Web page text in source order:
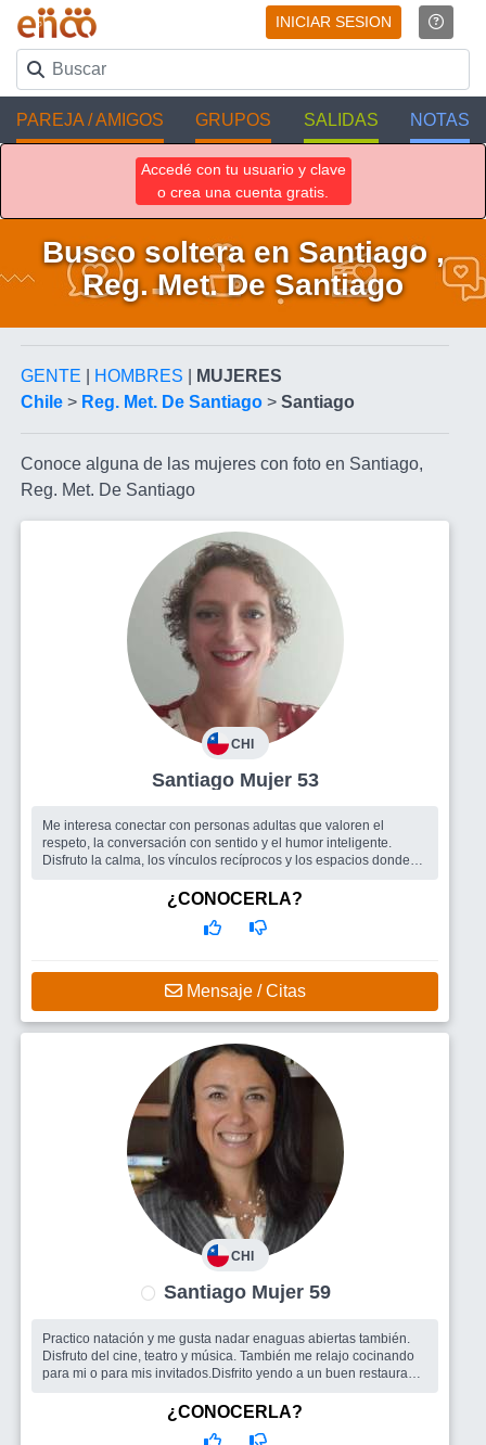
INICIAR SESION
PAREJA / AMIGOS GRUPOS SALIDAS NOTAS
Accedé con tu usuario y clave
o crea una cuenta gratis.
Busco soltera en Santiago ,
Reg. Met. De Santiago
GENTE HOMBRES
MUJERES
Chile > Reg. Met. De Santiago > Santiago
Conoce alguna de las mujeres con foto en Santiago,
Reg. Met. De Santiago
CHI
Santiago Mujer 53
Me interesa conectar con personas adultas que valoren el
respeto, la conversación con sentido y el humor inteligente.
Disfruto la calma, los vínculos recíprocos y los espacios donde
amigos en general¿CONOCERLA?
Mensaje / Citas
CHI
Santiago Mujer 59
Practico natación y me gusta nadar enaguas abiertas también.
Disfruto del cine, teatro y música. También me relajo cocinando
para mi o para mis invitados.Disfrito yendo a un buen restaurante
Amigos para entretenerse, compartir y disfrutar de los
mismos intereses u otros que pueda conocer. Pareja si se da
¿CONOCERLA?